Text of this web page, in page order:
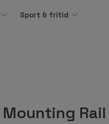
Sport & fritid